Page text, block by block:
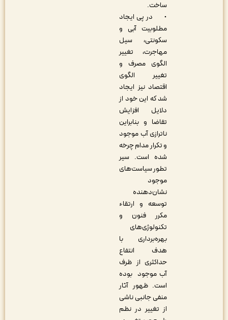
• در پی ایجاد
مطلوبیت آبی و
سکونتی، سیل
مهاجرت، تغییر
الگوی مصرف و
تغییر الگوی
اقتصاد نیز ایجاد
شد که این خود از
دلایل افزایش
تقاضا و بنابراین
ناترازی آب موجود
و تکرار مدام چرخه
شده است. سیر
تطور سیاست‌های
نشان‌دهنده
توسعه و ارتقاء
مکرر فنون و
تکنولوژی‌های
بهره‌برداری با
هدف انتفاع
حداکثری از ظرف
آب موجود بوده
است. ظهور آثار
منفی جانبی ناشی
از تغییر در نظم